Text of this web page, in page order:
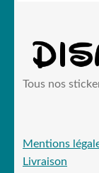
Tous nos
Mentions
Livraison